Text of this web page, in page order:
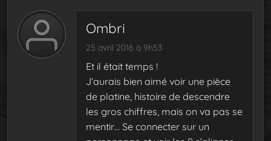
Ombri
25 avril 2016 à 9h53
Et il était temps !
J’aurais bien aimé voir une pièce
de platine, histoire de descendre
les gros chiffres, mais on va pas se
mentir… Se connecter sur un